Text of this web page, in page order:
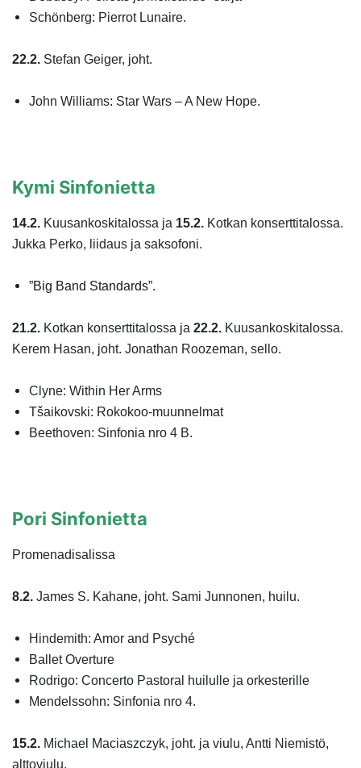
Schönberg: Pierrot Lunaire.
22.2. Stefan Geiger, joht.
John Williams: Star Wars – A New Hope.
Kymi Sinfonietta
14.2. Kuusankoskitalossa ja 15.2. Kotkan konserttitalossa.
Jukka Perko, liidaus ja saksofoni.
”Big Band Standards”.
21.2. Kotkan konserttitalossa ja 22.2. Kuusankoskitalossa.
Kerem Hasan, joht. Jonathan Roozeman, sello.
Clyne: Within Her Arms
Tšaikovski: Rokokoo-muunnelmat
Beethoven: Sinfonia nro 4 B.
Pori Sinfonietta
Promenadisalissa
8.2. James S. Kahane, joht. Sami Junnonen, huilu.
Hindemith: Amor and Psyché
Ballet Overture
Rodrigo: Concerto Pastoral huilulle ja orkesterille
Mendelssohn: Sinfonia nro 4.
15.2. Michael Maciaszczyk, joht. ja viulu, Antti Niemistö,
alttoviulu.